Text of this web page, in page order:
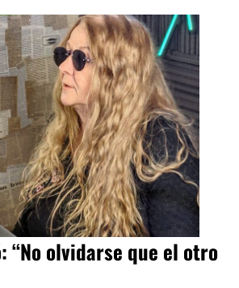
“No olvidarse que el otro